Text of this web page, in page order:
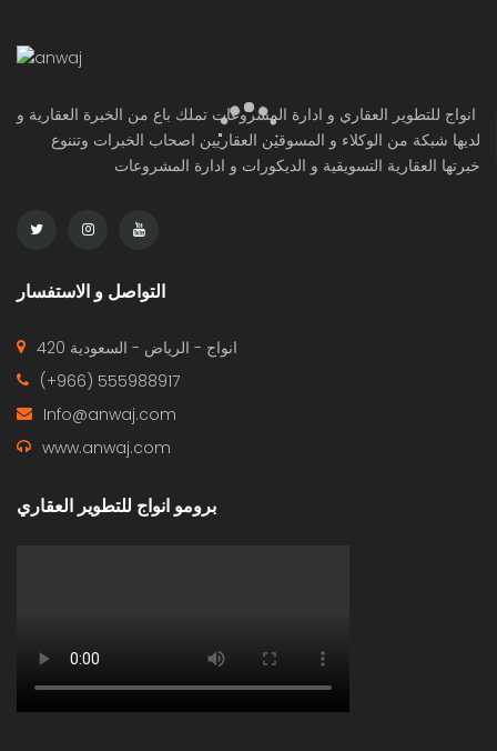
انواج للتطوير العقاري و ادارة المشروعات تملك باع من الخبرة العقارية و
لديها شبكة من الوكلاء و المسوقين العقاريين اصحاب الخبرات وتننوع
خبرتها العقارية التسويقية و الديكورات و ادارة المشروعات
التواصل و الاستفسار
420 انواج - الرياض - السعودية
(+966) 555988917
Info@anwaj.com
www.anwaj.com
برومو انواج للتطوير العقاري